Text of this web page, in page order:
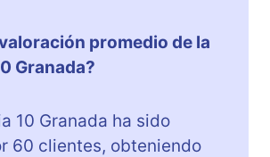
promedio de la
Granada?
10 Granada ha sido
60 clientes, obteniendo